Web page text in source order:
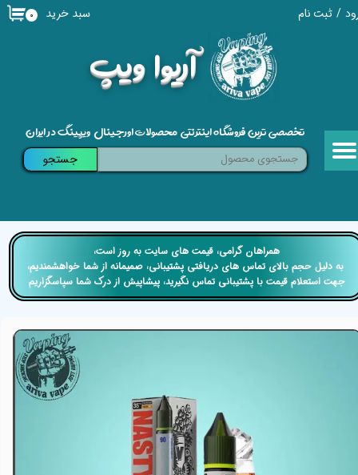
/ ثبت نام
حساب کاربری من
خروج از حساب کاربری
​آریوا ویپ
۰ سبد خرید
تخصصی ترین فروشگاه اینترنتی محصولات اورجینال ویپینگ در ایران
جستجو
​​همراهان گرامی، قیمت های سایت به روز است،
​​​​​​​ به دلیل حجم بالای تماس های دریافتی پشتیبانی، صمیمانه از شما خواهشمندیم،
جهت استعلام قیمت با پشتیبانی تماس نگیرید، پیشاپیش از درک شما سپاسگزاریم